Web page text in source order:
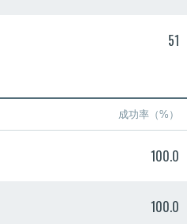
51
成功率（%）
100.0
100.0